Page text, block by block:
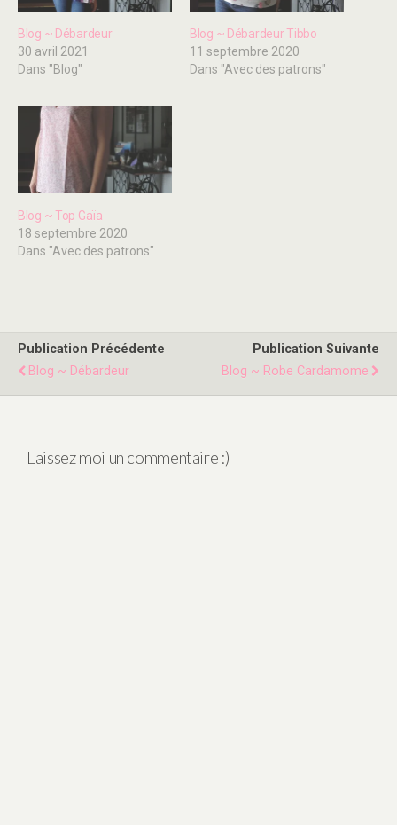
Blog ~ Débardeur
30 avril 2021
Dans "Blog"
Blog ~ Débardeur Tibbo
11 septembre 2020
Dans "Avec des patrons"
Blog ~ Top Gaïa
18 septembre 2020
Dans "Avec des patrons"
Publication Précédente
Blog ~ Débardeur
Publication Suivante
Blog ~ Robe Cardamome
Laissez moi un commentaire :)